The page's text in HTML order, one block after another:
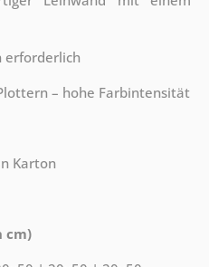
erforderlich
– hohe Farbintensität
Karton
cm)